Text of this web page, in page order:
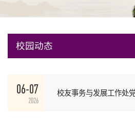
校园动态
06-07
2026
校友事务与发展工作处